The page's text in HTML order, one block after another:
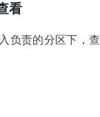
看
负责的分区下，